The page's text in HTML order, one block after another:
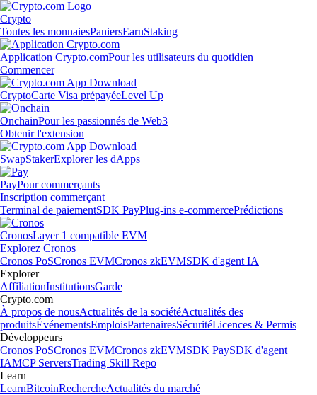
Crypto
Toutes les monnaiesPaniersEarnStaking
Application Crypto.comPour les utilisateurs du quotidien
Commencer
CryptoCarte Visa prépayéeLevel Up
OnchainPour les passionnés de Web3
Obtenir l'extension
SwapStakerExplorer les dApps
PayPour commerçants
Inscription commerçant
Terminal de paiementSDK PayPlug-ins e-commercePrédictions
CronosLayer 1 compatible EVM
Explorez Cronos
Cronos PoSCronos EVMCronos zkEVMSDK d'agent IA
Explorer
AffiliationInstitutionsGarde
Crypto.com
À propos de nousActualités de la sociétéActualités des
produitsÉvénementsEmploisPartenairesSécuritéLicences & Permis
Développeurs
Cronos PoSCronos EVMCronos zkEVMSDK PaySDK d'agent
IAMCP ServersTrading Skill Repo
Learn
LearnBitcoinRechercheActualités du marché